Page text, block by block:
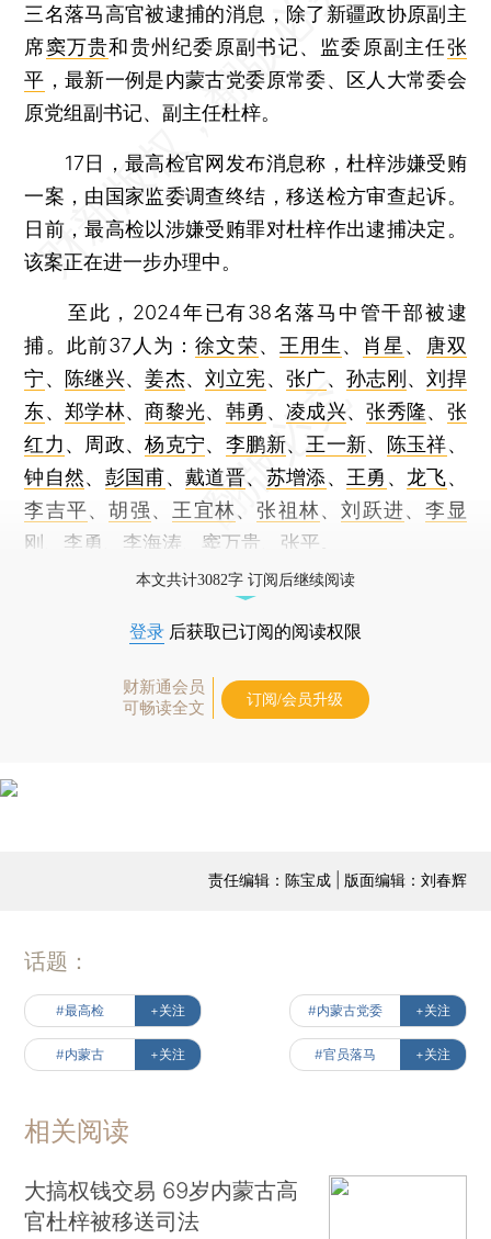
三名落马高官被逮捕的消息，除了新疆政协原副主
席窦万贵和贵州纪委原副书记、监委原副主任张
平 ，最新一例是内蒙古党委原常委、区人大常委会
原党组副书记、副主任杜梓。
17日，最高检官网发布消息称，杜梓涉嫌受贿
一案，由国家监委调查终结，移送检方审查起诉。
日前，最高检以涉嫌受贿罪对杜梓作出逮捕决定。
该案正在进一步办理中。
至此，2024年已有38名落马中管干部被逮
捕。此前37人为：徐文荣、 王用生 、 肖星 、
唐双
宁、 陈继兴、姜杰、刘立宪、 张广、 孙志刚、刘捍
东、郑学林、商黎光、 韩勇 、 凌成兴、张秀隆、 张
红力、周政、杨克宁、 李鹏新、 王一新、 陈玉祥、
钟自然、 彭国甫、戴道晋、 苏增添、 王勇 、 龙飞、
李吉平、胡强、 王宜林、张祖林、刘跃进、李显
刚
李勇 李海涛 窦万贵 张平
本文共计3082字 订阅后继续阅读
登录 后获取已订阅的阅读权限
财新通会员
可畅读全文
订阅/会员升级
责任编辑：陈宝成 | 版面编辑：刘春辉
话题：
#最高检 +关注 #内蒙古党委 +关注
#内蒙古 +关注 #官员落马 +关注
相关阅读
大搞权钱交易 69岁内蒙古高
官杜梓被移送司法